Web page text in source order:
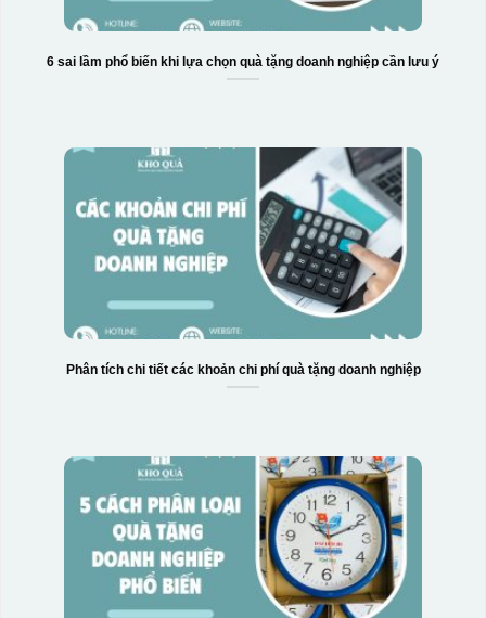
6 sai lầm phổ biến khi lựa chọn quà tặng doanh nghiệp cần lưu ý
Phân tích chi tiết các khoản chi phí quà tặng doanh nghiệp